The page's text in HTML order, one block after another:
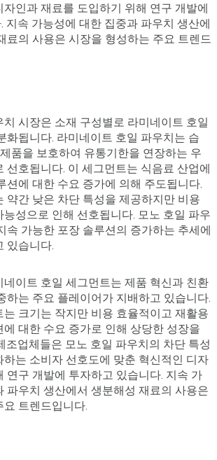
인과 재료를 도입하기 위해 연구 개발에
지속 가능성에 대한 집중과 파우치 생산에
료의 사용은 시장을 형성하는 주요 트렌드
시장은 소재 구성별로 라미네이트 호일
화됩니다. 라미네이트 호일 파우치는 습
품을 보호하여 유통기한을 연장하는 우
선호됩니다. 이 세그먼트는 식음료 산업에
션에 대한 수요 증가에 의해 주도됩니다.
약간 낮은 차단 특성을 제공하지만 비용
능성으로 인해 선호됩니다. 모노 호일 파우
속 가능한 포장 솔루션의 증가하는 추세에
있습니다.
네이트 호일 세그먼트는 제품 혁신과 친환
하는 주요 플레이어가 지배하고 있습니다.
는 크기는 작지만 비용 효율적이고 재활용
대한 수요 증가로 인해 상당한 성장을
조업체들은 모노 호일 파우치의 차단 특성
하는 소비자 선호도에 맞춘 혁신적인 디자
연구 개발에 투자하고 있습니다. 지속 가
파우치 생산에서 생분해성 재료의 사용은
트렌드입니다.